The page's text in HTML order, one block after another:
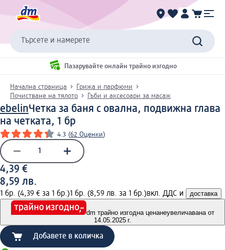
Търсете и намерете
Пазарувайте онлайн трайно изгодно
Начална страница
Грижа и парфюми
Почистване на тялото
Гъби и аксесоари за масаж
ebelinЧетка за баня с овална, подвижна глава
на четката, 1 бр
4.3 (62 Оценки)
4,39 €
8,59 лв.
1 бр. (4,39 € за 1 бр.)1 бр. (8,59 лв. за 1 бр.)вкл. ДДС и доставка
dm трайно изгодна ценанеувеличавана от
14.05.2025 г.
Добавете в количка